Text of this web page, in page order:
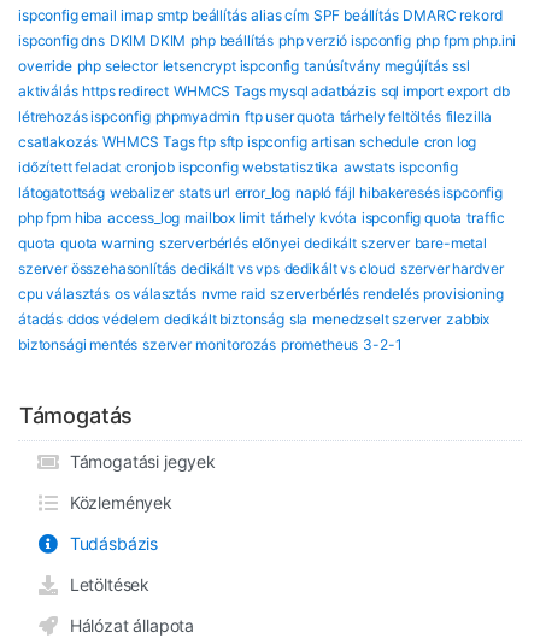
ispconfig email imap smtp beállítás alias cím SPF beállítás DMARC rekord
ispconfig dns DKIM DKIM php beállítás php verzió ispconfig php fpm php.ini
override php selector letsencrypt ispconfig tanúsítvány megújítás ssl
aktiválás https redirect WHMCS Tags mysql adatbázis sql import export db
létrehozás ispconfig phpmyadmin ftp user quota tárhely feltöltés filezilla
csatlakozás WHMCS Tags ftp sftp ispconfig artisan schedule cron log
időzített feladat cronjob ispconfig webstatisztika awstats ispconfig
látogatottság webalizer stats url error_log napló fájl hibakeresés ispconfig
php fpm hiba access_log mailbox limit tárhely kvóta ispconfig quota traffic
quota quota warning szerverbérlés előnyei dedikált szerver bare-metal
szerver összehasonlítás dedikált vs vps dedikált vs cloud szerver hardver
cpu választás os választás nvme raid szerverbérlés rendelés provisioning
átadás ddos védelem dedikált biztonság sla menedzselt szerver zabbix
biztonsági mentés szerver monitorozás prometheus 3-2-1
Támogatás
Támogatási jegyek
Közlemények
Tudásbázis
Letöltések
Hálózat állapota